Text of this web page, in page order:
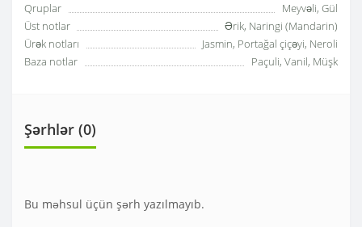
Qruplar
Meyvəli, Gül
Üst notlar
Ərik, Naringi (Mandarin)
Ürək notları
Jasmin, Portağal çiçəyi, Neroli
Baza notlar
Paçuli, Vanil, Müşk
Şərhlər (0)
Bu məhsul üçün şərh yazılmayıb.